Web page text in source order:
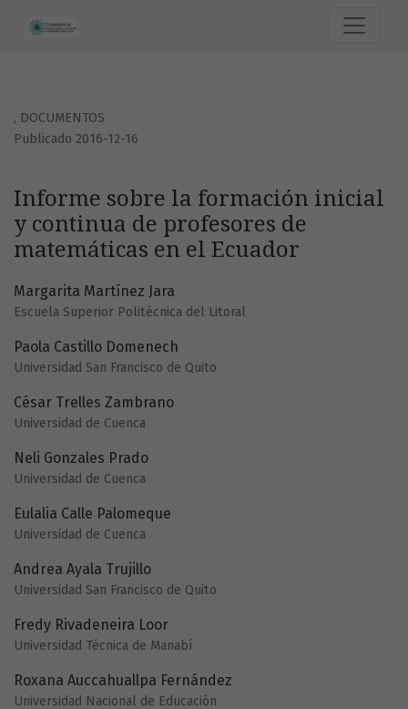
, DOCUMENTOS
Informe sobre la formación inicial
y continua de profesores de
matemáticas en el Ecuador
Publicado 2016-12-16
Margarita Martínez Jara
Escuela Superior Politécnica del Litoral
Paola Castillo Domenech
Universidad San Francisco de Quito
César Trelles Zambrano
Universidad de Cuenca
Neli Gonzales Prado
Universidad de Cuenca
Eulalia Calle Palomeque
Universidad de Cuenca
Andrea Ayala Trujillo
Universidad San Francisco de Quito
Fredy Rivadeneira Loor
Universidad Técnica de Manabí
Roxana Auccahuallpa Fernández
Universidad Nacional de Educación